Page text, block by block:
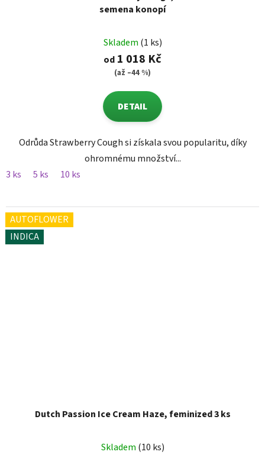
semena konopí
Skladem (1 ks)
od 1 018 Kč
(až –44 %)
DETAIL
Odrůda Strawberry Cough si získala svou popularitu, díky
ohromnému množství...
3 ks
5 ks 10 ks
AUTOFLOWER
INDICA
Dutch Passion Ice Cream Haze, feminized 3 ks
Skladem (10 ks)